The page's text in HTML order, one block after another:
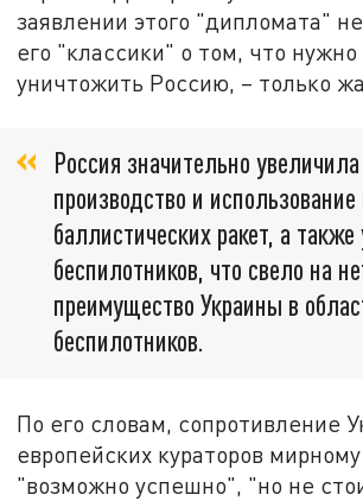
заявлении этого "дипломата"
его "классики" о том, что
уничтожить Россию, – только
Россия значительно увеличила
производство и
баллистических ракет, а
беспилотников, что свело на
преимущество Украины в
беспилотников.
По его словам, сопротивление
европейских кураторов
"возможно успешно", "но не